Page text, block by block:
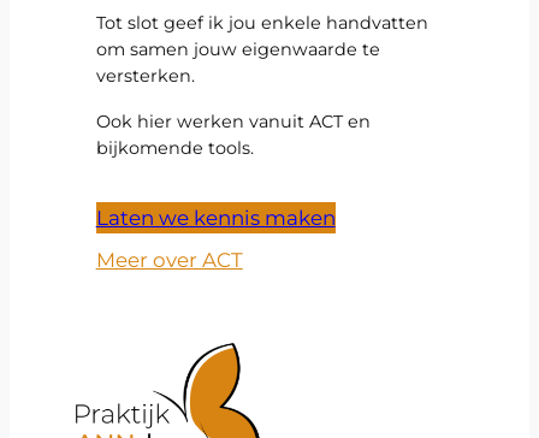
Tot slot geef ik jou enkele handvatten
om samen jouw eigenwaarde te
versterken.
Ook hier werken vanuit ACT en
bijkomende tools.
Laten we kennis maken
Meer over ACT